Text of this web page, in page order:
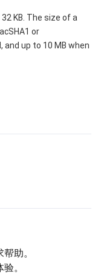
KB. The size of a
or
and up to 10 MB when
助。
。